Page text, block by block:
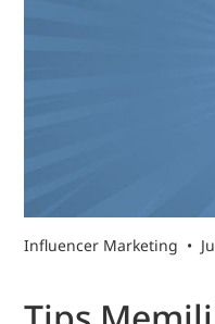
Influencer Marketing •